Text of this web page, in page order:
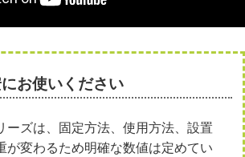
お使いください
ーズは、固定方法、使用方法、設置
が変わるため明確な数値は定めてい